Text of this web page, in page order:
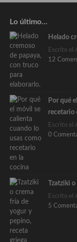
Lo último…
Helado
Escrito el
12
Por qué
recetario
Escrito el
0
Tzatziki
Escrito el
5